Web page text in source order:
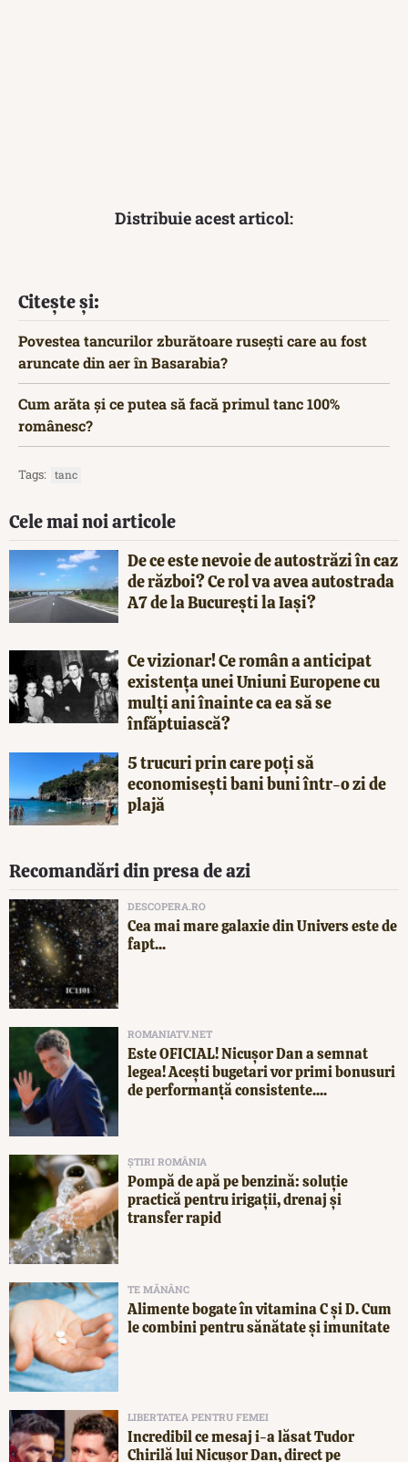
Distribuie acest articol:
Citește și:
Povestea tancurilor zburătoare rusești care au fost
aruncate din aer în Basarabia?
Cum arăta și ce putea să facă primul tanc 100%
românesc?
Tags: tanc
Cele mai noi articole
De ce este nevoie de autostrăzi în caz
de război? Ce rol va avea autostrada
A7 de la București la Iași?
Ce vizionar! Ce român a anticipat
existența unei Uniuni Europene cu
mulți ani înainte ca ea să se
înfăptuiască?
5 trucuri prin care poți să
economisești bani buni într-o zi de
plajă
Recomandări din presa de azi
DESCOPERA.RO
Cea mai mare galaxie din Univers este de
fapt...
ROMANIATV.NET
Este OFICIAL! Nicușor Dan a semnat
legea! Acești bugetari vor primi bonusuri
de performanță consistente....
ȘTIRI ROMÂNIA
Pompă de apă pe benzină: soluție
practică pentru irigații, drenaj și
transfer rapid
TE MĂNÂNC
Alimente bogate în vitamina C și D. Cum
le combini pentru sănătate și imunitate
LIBERTATEA PENTRU FEMEI
Incredibil ce mesaj i-a lăsat Tudor
Chirilă lui Nicușor Dan, direct pe